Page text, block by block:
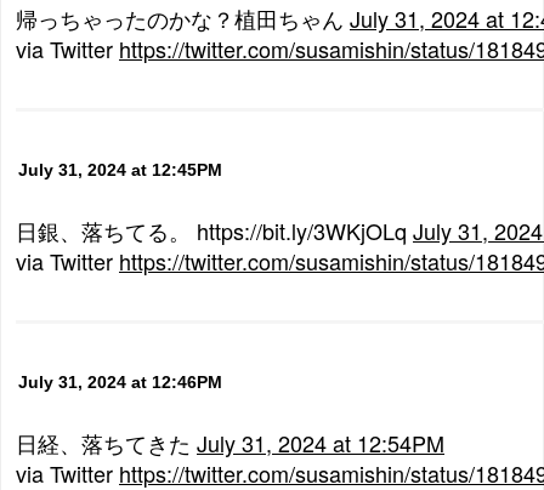
帰っちゃったのかな？植田ちゃん July 31, 2024 at
via Twitter https://twitter.com/susamishin/status/
July 31, 2024 at 12:45PM
日銀、落ちてる。 https://bit.ly/3WKjOLq July 31,
via Twitter https://twitter.com/susamishin/status/
July 31, 2024 at 12:46PM
日経、落ちてきた July 31, 2024 at 12:54PM
via Twitter https://twitter.com/susamishin/status/